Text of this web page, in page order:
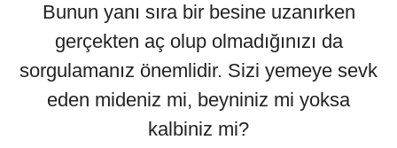
Bunun yanı sıra bir besine uzanırken
gerçekten aç olup olmadığınızı da
sorgulamanız önemlidir. Sizi yemeye sevk
eden mideniz mi, beyniniz mi yoksa
kalbiniz mi?